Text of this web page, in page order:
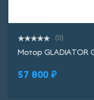
(0)
Мотор GLADIATOR
57 800 ₽